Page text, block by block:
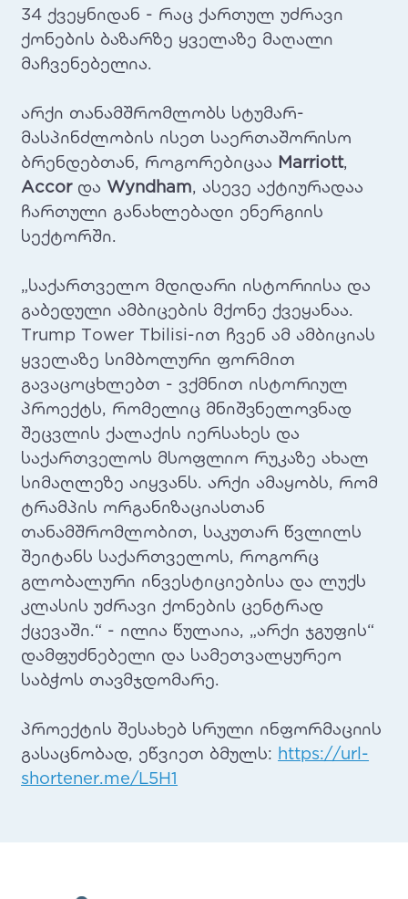
34 ქვეყნიდან - რაც ქართულ უძრავი
ქონების ბაზარზე ყველაზე მაღალი
მაჩვენებელია.
არქი თანამშრომლობს სტუმარ-
მასპინძლობის ისეთ საერთაშორისო
ბრენდებთან, როგორებიცაა Marriott,
AccorდაWyndham, ასევე აქტიურადაა
ჩართული განახლებადი ენერგიის
სექტორში.
„საქართველო მდიდარი ისტორიისა და
გაბედული ამბიცების მქონე ქვეყანაა.
Trump Tower Tbilisi-ით ჩვენ ამ ამბიციას
ყველაზე სიმბოლური ფორმით
გავაცოცხლებთ - ვქმნით ისტორიულ
პროექტს, რომელიც მნიშვნელოვნად
შეცვლის ქალაქის იერსახეს და
საქართველოს მსოფლიო რუკაზე ახალ
სიმაღლეზე აიყვანს. არქი ამაყობს, რომ
ტრამპის ორგანიზაციასთან
თანამშრომლობით, საკუთარ წვლილს
შეიტანს საქართველოს, როგორც
გლობალური ინვესტიციებისა და ლუქს
კლასის უძრავი ქონების ცენტრად
ქცევაში.“ - ილია წულაია, „არქი ჯგუფის“
დამფუძნებელი და სამეთვალყურეო
საბჭოს თავმჯდომარე.
პროექტის შესახებ სრული ინფორმაციის
გასაცნობად, ეწვიეთ ბმულს: https://url-
shortener.me/L5H1